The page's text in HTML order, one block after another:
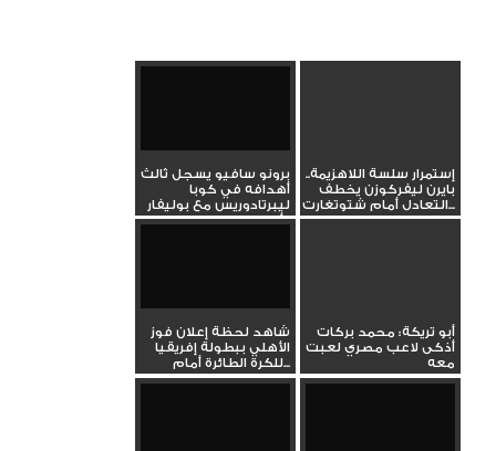
إستمرار سلسة اللاهزيمة..
بايرن ليفركوزن يخطف
التعادل أمام شتوتغارت...
برونو سافيو يسجل ثالث
أهدافه في كوبا
ليبرتادوريس مع بوليفار
أمام...
أبو تريكة: محمد بركات
أذكى لاعب مصري لعبت
معه
شاهد لحظة إعلان فوز
الأهلي ببطولة إفريقيا
للكرة الطائرة أمام...